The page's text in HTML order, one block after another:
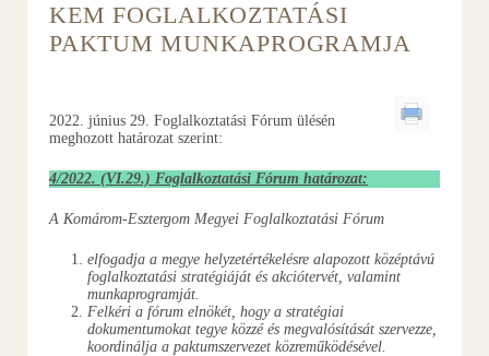
KEM FOGLALKOZTATÁSI
PAKTUM MUNKAPROGRAMJA
2022. június 29. Foglalkoztatási Fórum ülésén
meghozott határozat szerint:
4/2022. (VI.29.) Foglalkoztatási Fórum határozat:
A Komárom-Esztergom Megyei Foglalkoztatási Fórum
elfogadja a megye helyzetértékelésre alapozott középtávú
foglalkoztatási stratégiáját és akciótervét, valamint
munkaprogramját.
Felkéri a fórum elnökét, hogy a stratégiai
dokumentumokat tegye közzé és megvalósítását szervezze,
koordinálja a paktumszervezet közreműködésével.